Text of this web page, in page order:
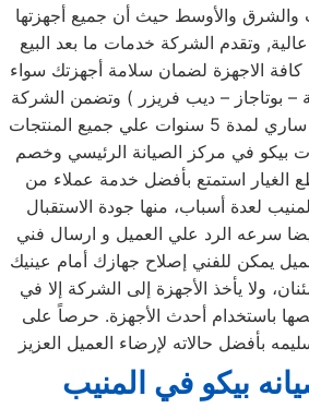
والشرق والأوسط حيث أن جميع أجهزتها
وتقدم الشركة خدمات ما بعد البيع
الاجهزة لضمان سلامة أجهزتك سواء
– بوتاجاز – ديب فريزر ) وتضمن الشركة
كافة منتجاتها بضمان ساري لمدة 5 سنوات علي جميع المنتجات
بيكو في مركز الصيانة الرئيسي وخصم
الغيار استمتع بأفضل خدمة عملاء من
لعدة أسباب، منها جودة الاستقبال
سرعه الرد علي العميل و ارسال فني
يمكن للفني إصلاح جهازك أمام عينيك
ولا يأخذ الأجهزة إلى الشركة إلا في
باستخدام أحدث الأجهزة. حرصاً على
بيكو في المنيب